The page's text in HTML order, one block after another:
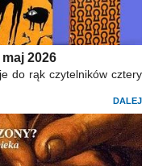
2026
do rąk czytelników cztery
DALEJ